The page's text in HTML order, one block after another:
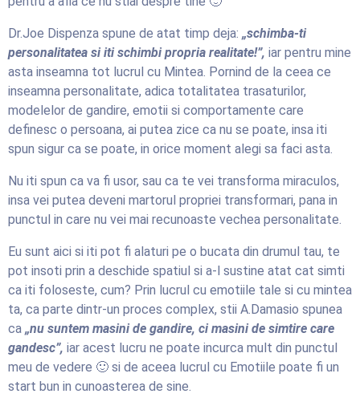
Dr.Joe Dispenza spune de atat timp deja: „schimba-ti
personalitatea si iti schimbi propria realitate!”, iar pentru mine
asta inseamna tot lucrul cu Mintea. Pornind de la ceea ce
inseamna personalitate, adica totalitatea trasaturilor,
modelelor de gandire, emotii si comportamente care
definesc o persoana, ai putea zice ca nu se poate, insa iti
spun sigur ca se poate, in orice moment alegi sa faci asta.
Nu iti spun ca va fi usor, sau ca te vei transforma miraculos,
insa vei putea deveni martorul propriei transformari, pana in
punctul in care nu vei mai recunoaste vechea personalitate.
Eu sunt aici si iti pot fi alaturi pe o bucata din drumul tau, te
pot insoti prin a deschide spatiul si a-l sustine atat cat simti
ca iti foloseste, cum? Prin lucrul cu emotiile tale si cu mintea
ta, ca parte dintr-un proces complex, stii A.Damasio spunea
ca „nu suntem masini de gandire, ci masini de simtire care
gandesc”, iar acest lucru ne poate incurca mult din punctul
meu de vedere 🙂 si de aceea lucrul cu Emotiile poate fi un
start bun in cunoasterea de sine.